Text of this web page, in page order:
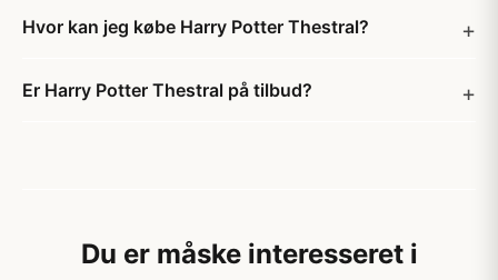
Hvor kan jeg købe Harry Potter Thestral?
Er Harry Potter Thestral på tilbud?
Du er måske interesseret i